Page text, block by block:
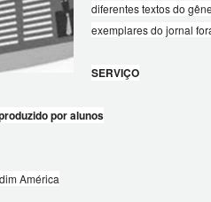
diferentes textos do
exemplares do jornal
SERVIÇO
por alunos
América